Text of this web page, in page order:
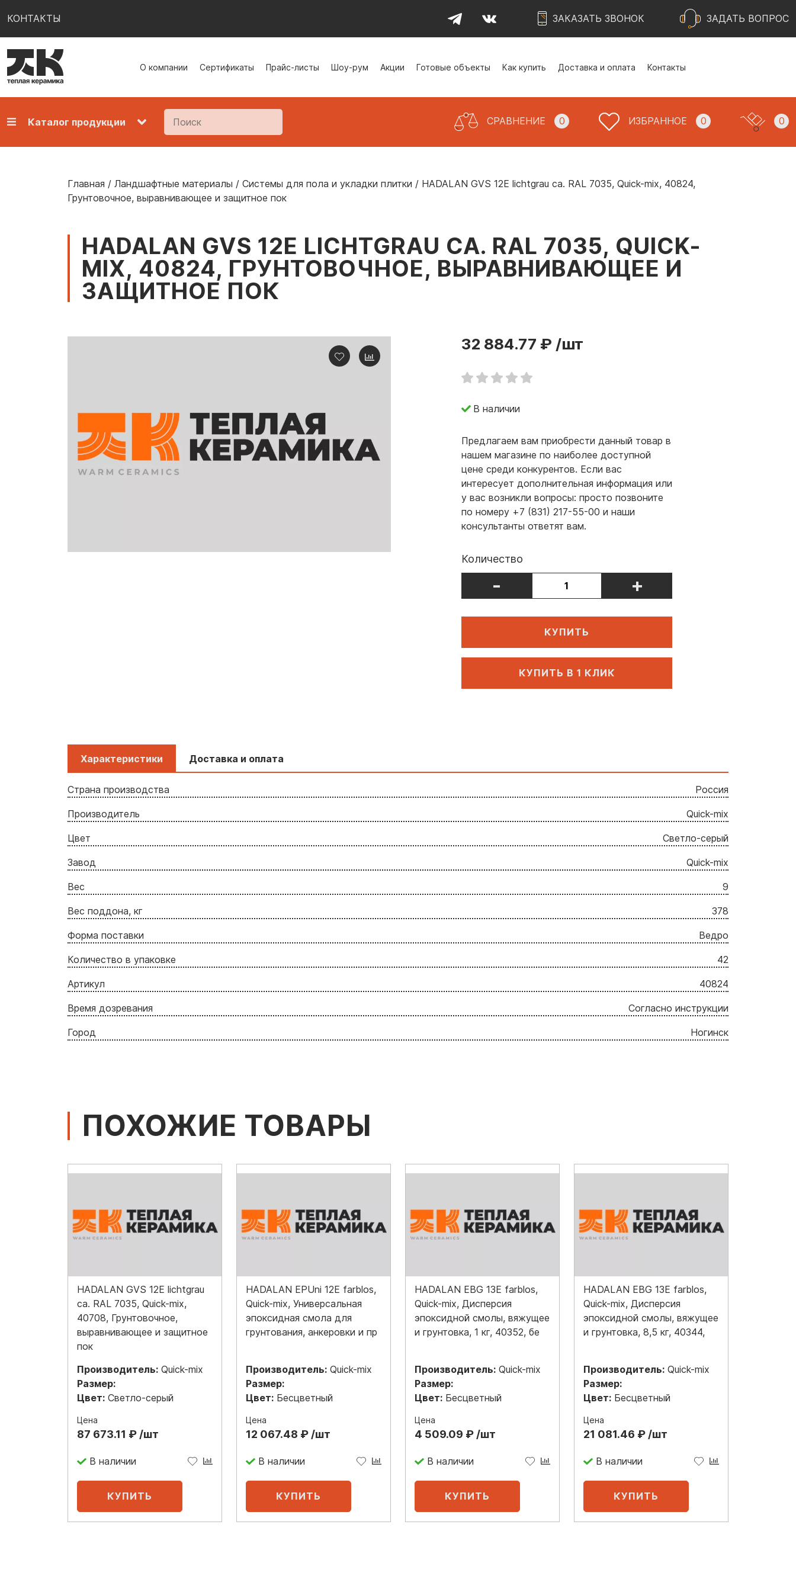
КОНТАКТЫ ЗАКАЗАТЬ ЗВОНОК ЗАДАТЬ ВОПРОС
О компании Сертификаты Прайс-листы Шоу-рум Акции Готовые объекты Как купить Доставка и оплата Контакты
Каталог продукции СРАВНЕНИЕ 0 ИЗБРАННОЕ 0 0
Главная / Ландшафтные материалы / Системы для пола и укладки плитки / HADALAN GVS 12E lichtgrau ca. RAL 7035, Quick-mix, 40824,
Грунтовочное, выравнивающее и защитное пок
HADALAN GVS 12E LICHTGRAU CA. RAL 7035, QUICK-
MIX, 40824, ГРУНТОВОЧНОЕ, ВЫРАВНИВАЮЩЕЕ И
ЗАЩИТНОЕ ПОК
32 884.77 ₽ /шт
В наличии
Предлагаем вам приобрести данный товар в
нашем магазине по наиболее доступной
цене среди конкурентов. Если вас
интересует дополнительная информация или
у вас возникли вопросы: просто позвоните
по номеру +7 (831) 217-55-00 и наши
консультанты ответят вам.
Количество
- +
КУПИТЬ
КУПИТЬ В 1 КЛИК
Характеристики Доставка и оплата
Страна производства Россия
Производитель Quick-mix
Цвет Светло-серый
Завод Quick-mix
Вес 9
Вес поддона, кг 378
Форма поставки Ведро
Количество в упаковке 42
Артикул 40824
Время дозревания Согласно инструкции
Город Ногинск
ПОХОЖИЕ ТОВАРЫ
HADALAN GVS 12E lichtgrau
ca. RAL 7035, Quick-mix,
40708, Грунтовочное,
выравнивающее и защитное
пок
Производитель: Quick-mix
Размер:
Цвет: Светло-серый
Цена
87 673.11 ₽ /шт
В наличии
HADALAN EPUni 12E farblos,
Quick-mix, Универсальная
эпоксидная смола для
грунтования, анкеровки и пр
Производитель: Quick-mix
Размер:
Цвет: Бесцветный
Цена
12 067.48 ₽ /шт
В наличии
HADALAN EBG 13E farblos,
Quick-mix, Дисперсия
эпоксидной смолы, вяжущее
и грунтовка, 1 кг, 40352, бе
Производитель: Quick-mix
Размер:
Цвет: Бесцветный
Цена
4 509.09 ₽ /шт
В наличии
HADALAN EBG 13E farblos,
Quick-mix, Дисперсия
эпоксидной смолы, вяжущее
и грунтовка, 8,5 кг, 40344,
Производитель: Quick-mix
Размер:
Цвет: Бесцветный
Цена
21 081.46 ₽ /шт
В наличии